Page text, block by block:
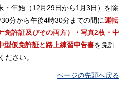
・年始（12月29日から1月3日）を除
分から午後4時30分までの間に運転
免許証及びその両方）・写真2枚・中
型仮免許証と路上練習申告書を免許
ださい。
ページの先頭へ戻る